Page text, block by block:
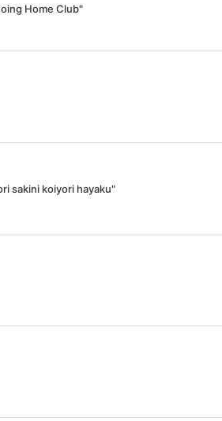
Home Club"
sakini koiyori hayaku"